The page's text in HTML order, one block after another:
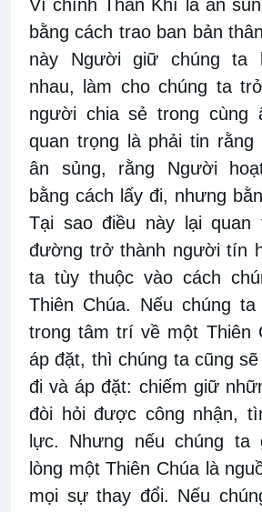
Vì chính Thần Khí là ân
bằng cách trao ban bản
này Người giữ chúng ta
nhau, làm cho chúng ta
người chia sẻ trong cùng
quan trọng là phải tin rằng
ân sủng, rằng Người
bằng cách lấy đi, nhưng
Tại sao điều này lại quan
đường trở thành người tín
ta tùy thuộc vào cách
Thiên Chúa. Nếu chúng
trong tâm trí về một Thiên
áp đặt, thì chúng ta cũng
đi và áp đặt: chiếm giữ
đòi hỏi được công nhận,
lực. Nhưng nếu chúng ta
lòng một Thiên Chúa là
mọi sự thay đổi. Nếu